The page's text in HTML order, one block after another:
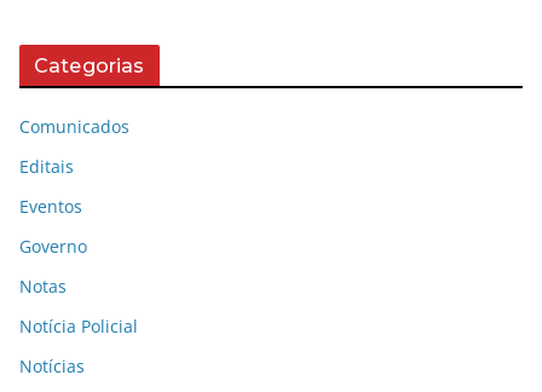
Categorias
Comunicados
Editais
Eventos
Governo
Notas
Notícia Policial
Notícias